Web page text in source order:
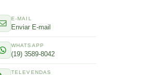
E-MAIL
Enviar E-mail
WHATSAPP
(19) 3589-8042
TELEVENDAS